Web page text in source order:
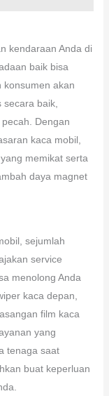
kendaraan Anda di
baik bisa
konsumen akan
baik,
Dengan
kaca mobil,
memikat serta
daya magnet
sejumlah
service
menolong Anda
kaca depan,
film kaca
yang
tenaga saat
buat keperluan